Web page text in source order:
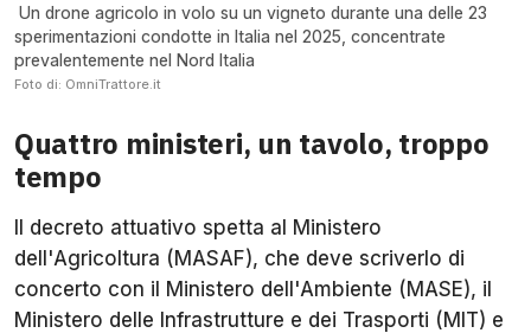
Un drone agricolo in volo su un vigneto durante una delle 23
sperimentazioni condotte in Italia nel 2025, concentrate
prevalentemente nel Nord Italia
Foto di: OmniTrattore.it
Quattro ministeri, un tavolo, troppo
tempo
Il decreto attuativo spetta al Ministero
dell'Agricoltura (MASAF), che deve scriverlo di
concerto con il Ministero dell'Ambiente (MASE), il
Ministero delle Infrastrutture e dei Trasporti (MIT) e